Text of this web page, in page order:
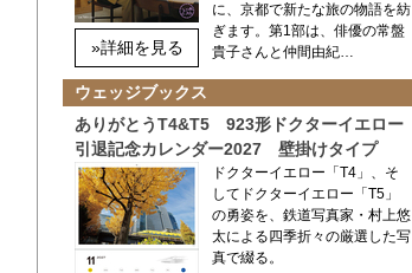
»詳細を見る
に、京都で新たな旅の物語を紡
ぎます。第1部は、俳優の常盤
貴子さんと仲間由紀…
ウェッジブックス
ありがとうT4&T5 923形ドクターイエロー
引退記念カレンダー2027 壁掛けタイプ
ドクターイエロー「T4」、そ
してドクターイエロー「T5」
の勇姿を、鉄道写真家・村上悠
太による四季折々の厳選した写
真で綴る。